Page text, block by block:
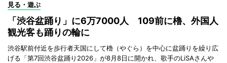
見る・遊ぶ
「渋谷盆踊り」に6万7000人 109前に櫓、外国人
観光客も踊りの輪に
渋谷駅前付近を歩行者天国にして櫓（やぐら）を中心に盆踊りを繰り広
げる「第7回渋谷盆踊り2026」が8月8日に開かれ、歌手のLiSAさんや